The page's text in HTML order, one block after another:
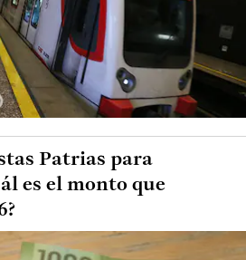
Patrias para
es el monto que